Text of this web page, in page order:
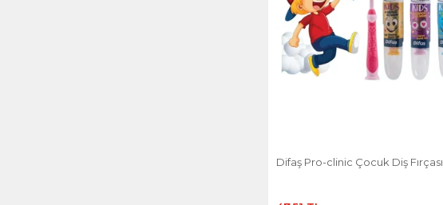
Difaş Pro-clinic Çocuk Diş Fırçası